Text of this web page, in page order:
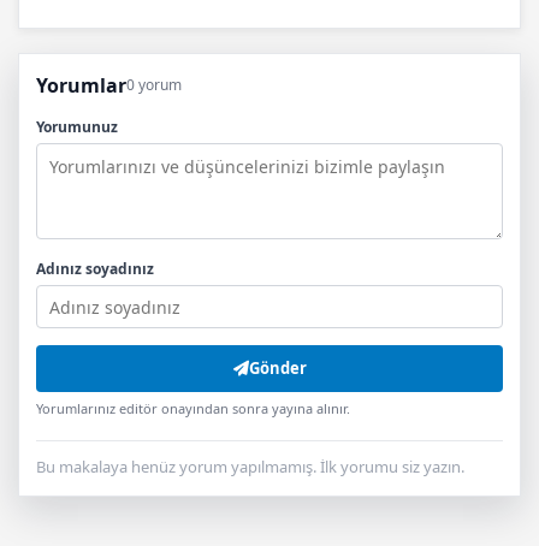
Yorumlar0 yorum
Yorumunuz
Adınız soyadınız
Gönder
Yorumlarınız editör onayından sonra yayına alınır.
Bu makalaya henüz yorum yapılmamış. İlk yorumu siz yazın.